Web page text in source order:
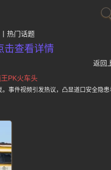
热门话题
击查看详情
返回
PK火车头
事件视频引发热议，凸显道口安全隐患